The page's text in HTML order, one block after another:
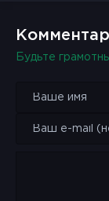
Будьте